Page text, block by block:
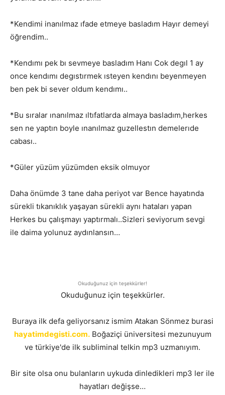
*Kendimi inanılmaz ıfade etmeye basladım Hayır demeyi
öğrendim..
*Kendımı pek bı sevmeye basladım Hanı Cok degıl 1 ay
once kendımı degıstırmek ısteyen kendını beyenmeyen
ben pek bi sever oldum kendımı..
*Bu sıralar ınanılmaz ıltıfatlarda almaya basladım,herkes
sen ne yaptın boyle ınanılmaz guzellestın demelerıde
cabası..
*Güler yüzüm yüzümden eksik olmuyor
Daha önümde 3 tane daha periyot var Bence hayatında
sürekli tıkanıklık yaşayan sürekli aynı hataları yapan
Herkes bu çalışmayı yaptırmalı..Sizleri seviyorum sevgi
ile daima yolunuz aydınlansın…
Okuduğunuz için teşekkürler!
Okuduğunuz için teşekkürler.
Buraya ilk defa geliyorsanız ismim Atakan Sönmez burasi
hayatimdegisti.com.Boğaziçi üniversitesi mezunuyum
ve türkiye'de ilk subliminal telkin mp3 uzmanıyım.
Bir site olsa onu bulanların uykuda dinledikleri mp3 ler ile
hayatları değişse…